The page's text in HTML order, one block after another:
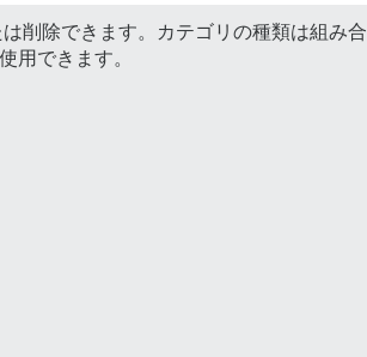
削除できます。カテゴリの種類は組み合
用できます。